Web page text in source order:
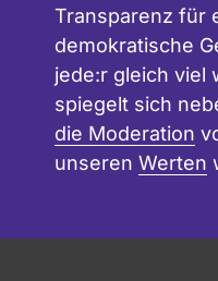
Transparenz für
demokratische
jede:r gleich viel
spiegelt sich
die Moderation
unseren Werten